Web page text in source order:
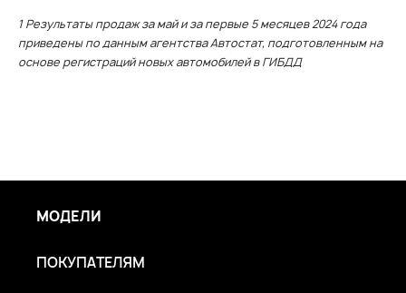
1 Результаты продаж за май и за первые 5 месяцев 2024 года
приведены по данным агентства Автостат, подготовленным на
основе регистраций новых автомобилей в ГИБДД
МОДЕЛИ
ПОКУПАТЕЛЯМ